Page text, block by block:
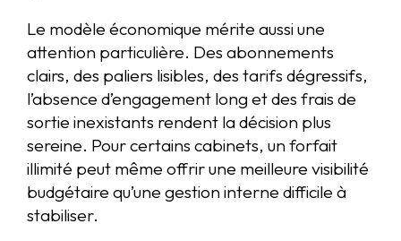
Le modèle économique mérite aussi une
attention particulière. Des abonnements
clairs, des paliers lisibles, des tarifs dégressifs,
l’absence d’engagement long et des frais de
sortie inexistants rendent la décision plus
sereine. Pour certains cabinets, un forfait
illimité peut même offrir une meilleure visibilité
budgétaire qu’une gestion interne difficile à
stabiliser.